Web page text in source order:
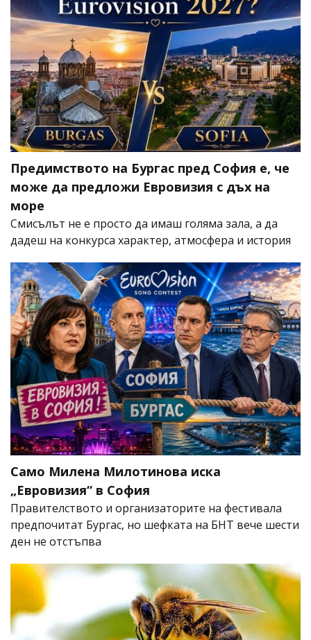
Предимството на Бургас пред София е, че
може да предложи Евровизия с дъх на
море
Смисълът не е просто да имаш голяма зала, а да
дадеш на конкурса характер, атмосфера и история
Само Милена Милотинова иска
„Евровизия“ в София
Правителството и организаторите на фестивала
предпочитат Бургас, но шефката на БНТ вече шести
ден не отстъпва